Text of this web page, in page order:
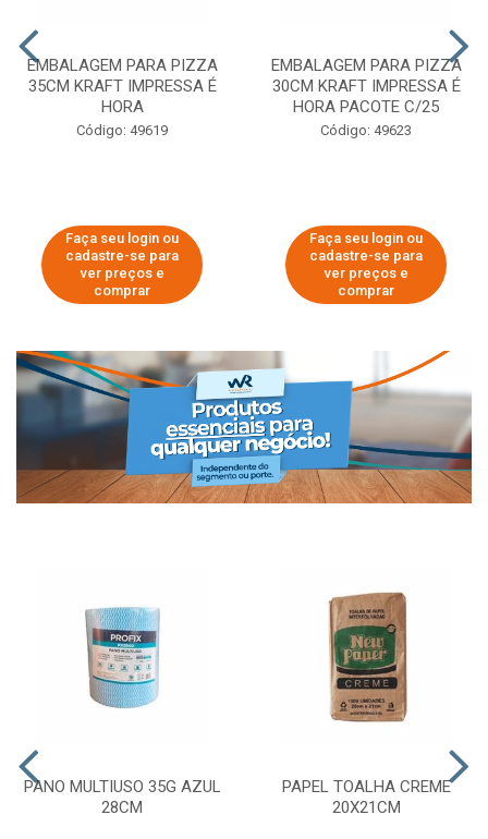
EMBALAGEM PARA PIZZA
35CM KRAFT IMPRESSA É
HORA
Código: 49619
Faça seu login ou
cadastre-se para
ver preços e
comprar
EMBALAGEM PARA PIZZA
30CM KRAFT IMPRESSA É
HORA PACOTE C/25
Código: 49623
Faça seu login ou
cadastre-se para
ver preços e
comprar
PANO MULTIUSO 35G AZUL
28CM
PAPEL TOALHA CREME
20X21CM